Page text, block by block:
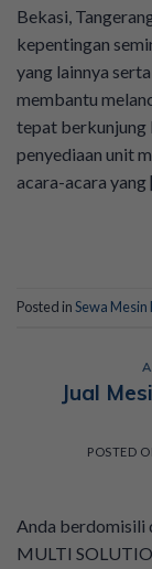
Bekasi,
kepentingan
yang lainnya
membantu
tepat berkunjung
penyediaan unit
acara-acara
Posted inSewa Mesin
Jual
POSTED
Anda berdomisili
MULTI